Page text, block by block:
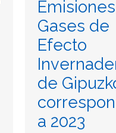
Gases de
Efecto
de
a 2023